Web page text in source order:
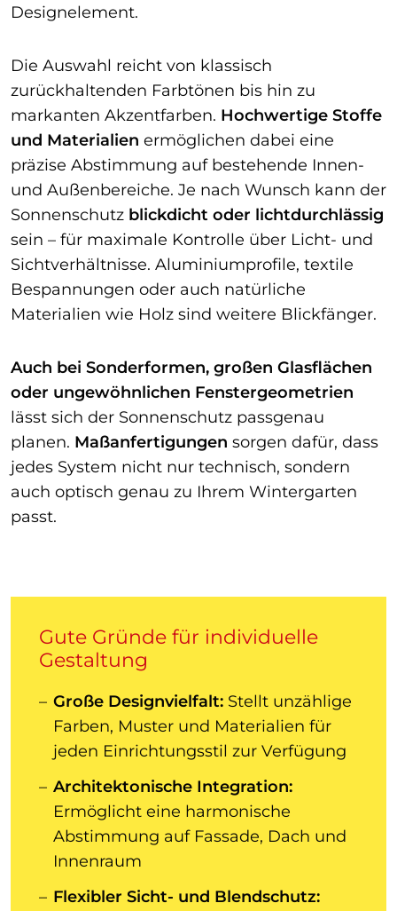
Designelement.
Die Auswahl reicht von klassisch
zurückhaltenden Farbtönen bis hin zu
markanten Akzentfarben. Hochwertige Stoffe
und Materialien ermöglichen dabei eine
präzise Abstimmung auf bestehende Innen-
und Außenbereiche. Je nach Wunsch kann der
Sonnenschutz blickdicht oder lichtdurchlässig
sein – für maximale Kontrolle über Licht- und
Sichtverhältnisse. Aluminiumprofile, textile
Bespannungen oder auch natürliche
Materialien wie Holz sind weitere Blickfänger.
Auch bei Sonderformen, großen Glasflächen
oder ungewöhnlichen Fenstergeometrien
lässt sich der Sonnenschutz passgenau
planen. Maßanfertigungen sorgen dafür, dass
jedes System nicht nur technisch, sondern
auch optisch genau zu Ihrem Wintergarten
passt.
Gute Gründe für individuelle
Gestaltung
Große Designvielfalt: Stellt unzählige
Farben, Muster und Materialien für
jeden Einrichtungsstil zur Verfügung
Architektonische Integration:
Ermöglicht eine harmonische
Abstimmung auf Fassade, Dach und
Innenraum
Flexibler Sicht- und Blendschutz: